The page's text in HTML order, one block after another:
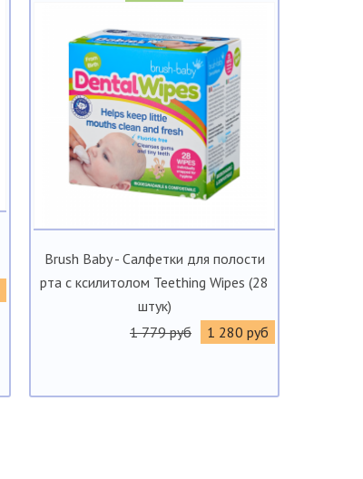
Brush Baby - Салфетки для полости
рта с ксилитолом Teething Wipes (28
штук)
1 779 руб
1 280 руб